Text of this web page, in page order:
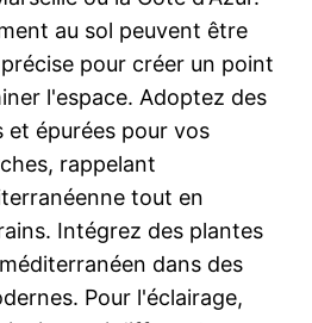
au sol peuvent être
pour créer un point
l'espace. Adoptez des
et épurées pour vos
rappelant
tout en
Intégrez des plantes
dans des
Pour l'éclairage,